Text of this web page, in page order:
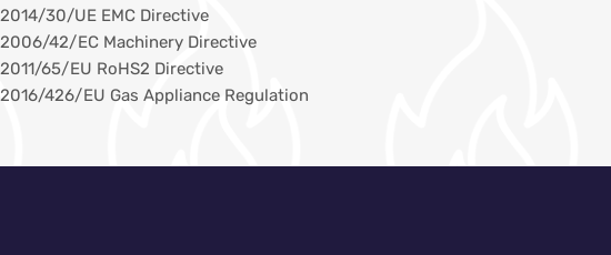
2014/30/UE EMC Directive
2006/42/EC Machinery Directive
2011/65/EU RoHS2 Directive
2016/426/EU Gas Appliance Regulation